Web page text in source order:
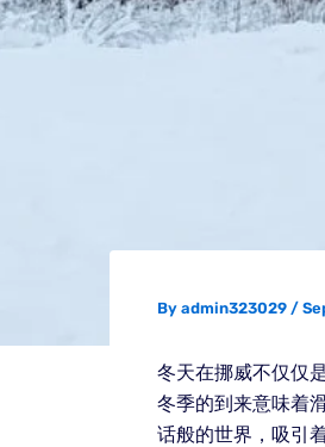
By admin323029 /
冬天在挪威不仅仅
冬季的到来意味着
话般的世界，吸引